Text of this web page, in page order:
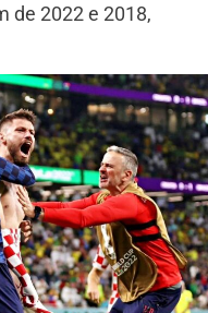
de 2022 e 2018,